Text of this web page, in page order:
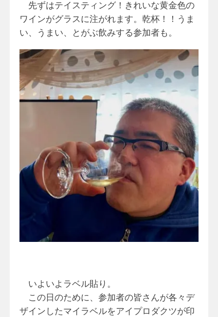
先ずはテイスティング！きれいな黄金色の
ワインがグラスに注がれます。乾杯！！うま
い、うまい、とがぶ飲みする参加者も。
いよいよラベル貼り。
この日のために、参加者の皆さんが各々デ
ザインしたマイラベルをアイプロダクツが印